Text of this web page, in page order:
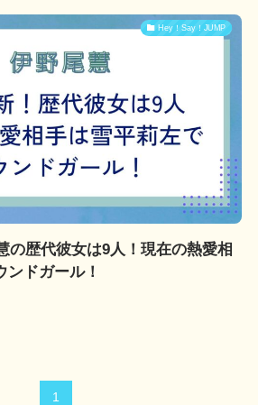
Hey！Say！JUMP
の歴代彼女は9人！現在の熱愛相
ドガール！
1